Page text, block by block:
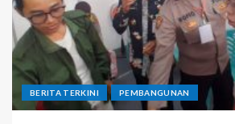
BERITA TERKINI PEMBANGUNAN